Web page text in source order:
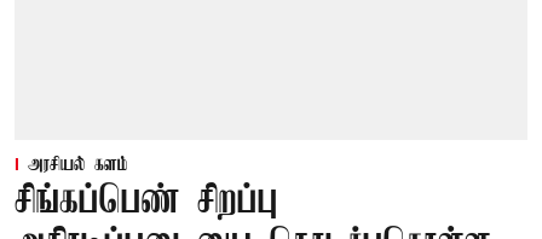
அரசியல் களம்
சிங்கப்பெண் சிறப்பு